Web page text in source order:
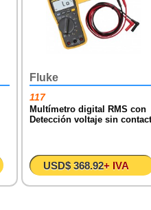
Fluke
117
Multímetro digital RMS con
Detección voltaje sin
USD$ 368.92+ IVA